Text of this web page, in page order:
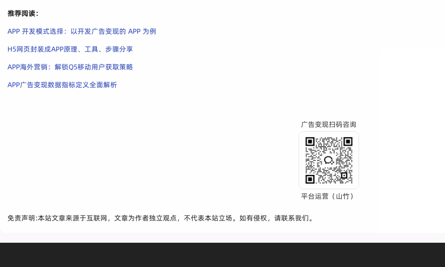
推荐阅读：
APP 开发模式选择：以开发广告变现的 APP 为例
H5网页封装成APP原理、工具、步骤分享
APP海外营销：解锁Q5移动用户获取策略
APP广告变现数据指标定义全面解析
广告变现扫码咨询
平台运营（山竹）
免责声明:本站文章来源于互联网，文章为作者独立观点，不代表本站立场。如有侵权，请联系我们。